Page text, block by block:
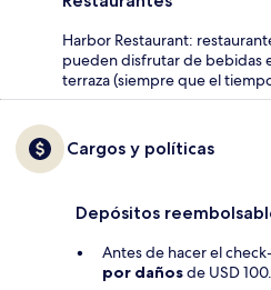
Harbor Restaurant:
pueden disfrutar de bebidas
terraza (siempre que el
Cargos y políticas
Depósitos
Antes de hacer el
por dañosde USD 100.